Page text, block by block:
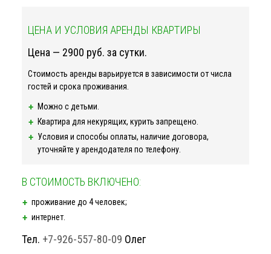
ЦЕНА И УСЛОВИЯ АРЕНДЫ КВАРТИРЫ
Цена — 2900 руб. за сутки.
Стоимость аренды варьируется в зависимости от числа
гостей и срока проживания.
Можно с детьми.
Квартира для некурящих, курить запрещено.
Условия и способы оплаты, наличие договора,
уточняйте у арендодателя по телефону.
В СТОИМОСТЬ ВКЛЮЧЕНО:
проживание до 4 человек;
интернет.
Тел. +7-926-557-80-09 Олег